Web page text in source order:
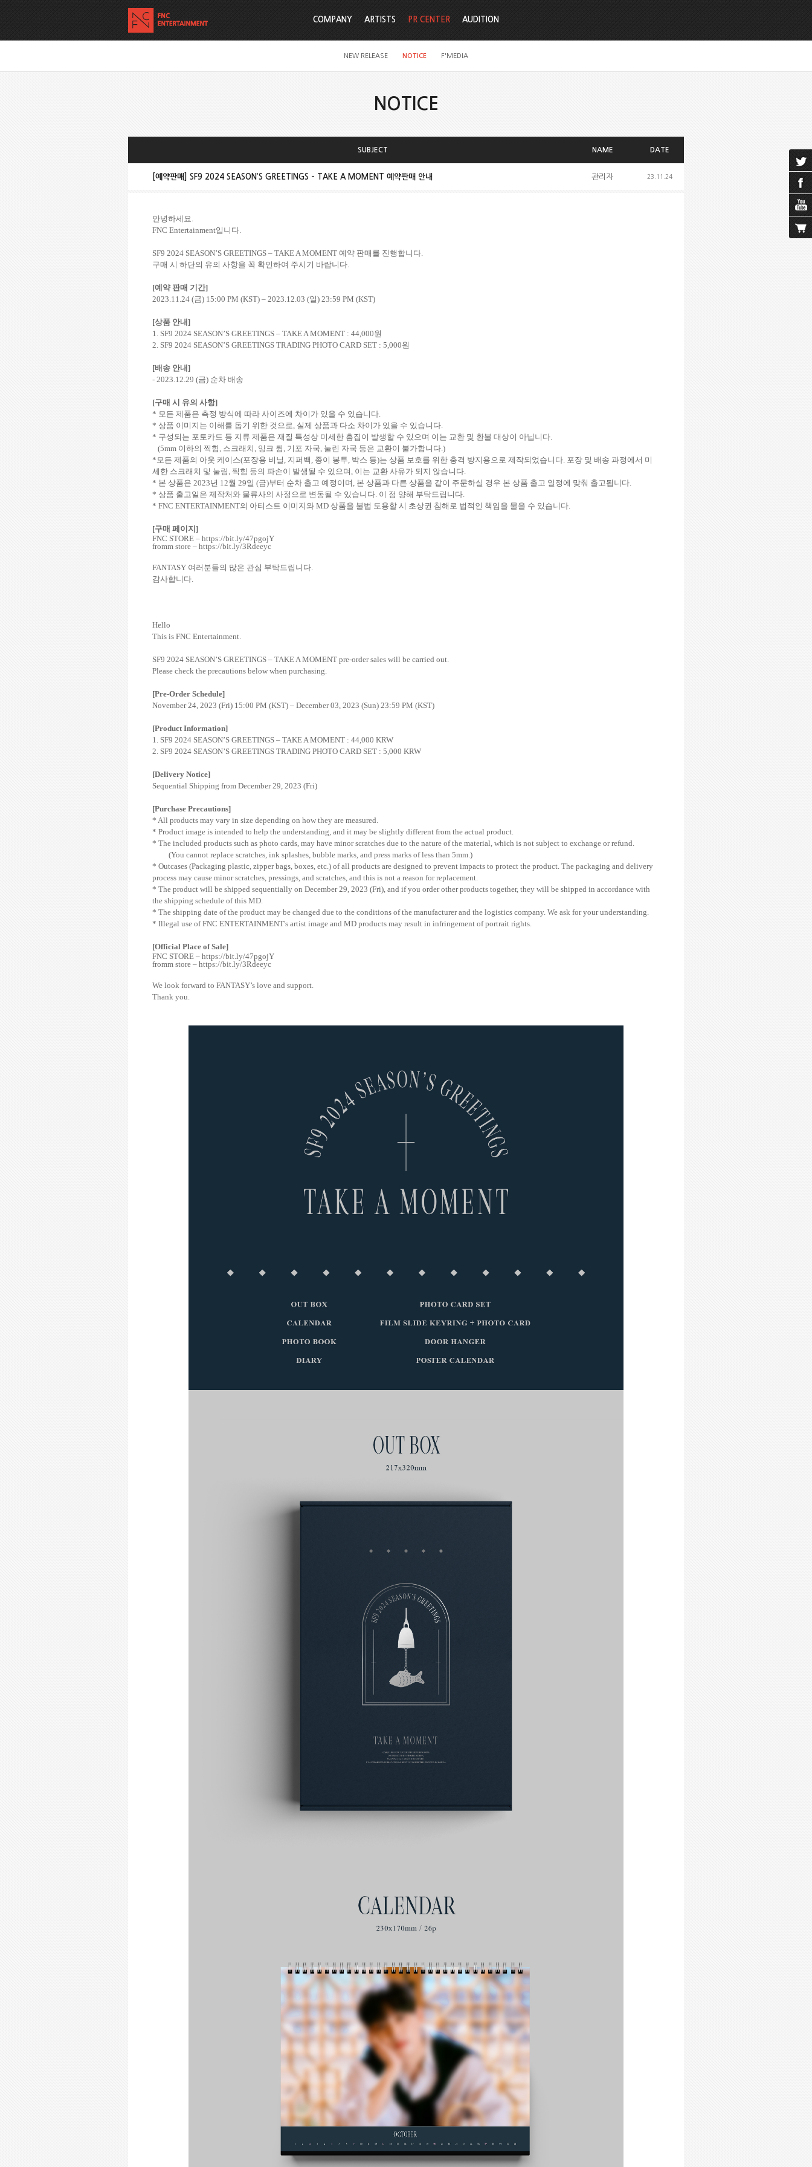
COMPANY ARTISTS PR CENTER
NEW RELEASE NOTICE F'MEDIA
AUDITION
NOTICE
SUBJECT NAME DATE
[예약판매] SF9 2024 SEASON’S GREETINGS – TAKE A MOMENT 예약판매 안내 관리자 23.11.24
안녕하세요.
FNC Entertainment입니다.
SF9 2024 SEASON’S GREETINGS – TAKE A MOMENT 예약 판매를 진행합니다.
구매 시 하단의 유의 사항을 꼭 확인하여 주시기 바랍니다.
[예약 판매 기간]
2023.11.24 (금) 15:00 PM (KST) – 2023.12.03 (일) 23:59 PM (KST)
[상품 안내 ]
1. SF9 2024 SEASON’S GREETINGS – TAKE A MOMENT : 44,000원
2. SF9 2024 SEASON’S GREETINGS TRADING PHOTO CARD SET : 5,000원
[배송 안내 ]
- 2023.12.29 (금) 순차 배송
[구매 시 유의 사항]
* 모든 제품은 측정 방식에 따라 사이즈에 차이가 있을 수 있습니다.
* 상품 이미지는 이해를 돕기 위한 것으로, 실제 상품과 다소 차이가 있을 수 있습니다.
* 구성되는 포토카드 등 지류 제품은 재질 특성상 미세한 흠집이 발생할 수 있으며 이는 교환 및 환불 대상이 아닙니다.
(5mm 이하의 찍힘 , 스크래치 , 잉크 튐 , 기포 자국, 눌린 자국 등은 교환이 불가합니다.)
*모든 제품의 아웃 케이스(포장용 비닐 , 지퍼백 , 종이 봉투, 박스 등)는 상품 보호를 위한 충격 방지용으로 제작되었습니다. 포장 및 배송 과정에서 미
세한 스크래치 및 눌림 , 찍힘 등의 파손이 발생될 수 있으며 , 이는 교환 사유가 되지 않습니다.
* 본 상품은 2023년 12월 29일 (금)부터 순차 출고 예정이며 , 본 상품과 다른 상품을 같이 주문하실 경우 본 상품 출고 일정에 맞춰 출고됩니다.
* 상품 출고일은 제작처와 물류사의 사정으로 변동될 수 있습니다. 이 점 양해 부탁드립니다.
* FNC ENTERTAINMENT의 아티스트 이미지와 MD 상품을 불법 도용할 시 초상권 침해로 법적인 책임을 물을 수 있습니다.
[구매 페이지 ]
FNC STORE – https://bit.ly/47pgojY
fromm store – https://bit.ly/3Rdeeyc
FANTASY 여러분들의 많은 관심 부탁드립니다.
감사합니다.
Hello
This is FNC Entertainment.
SF9 2024 SEASON’S GREETINGS – TAKE A MOMENT pre-order sales will be carried out.
Please check the precautions below when purchasing.
[Pre-Order Schedule]
November 24, 2023 (Fri) 15:00 PM (KST) – December 03, 2023 (Sun) 23:59 PM (KST)
[Product Information]
1. SF9 2024 SEASON’S GREETINGS – TAKE A MOMENT : 44,000 KRW
2. SF9 2024 SEASON’S GREETINGS TRADING PHOTO CARD SET : 5,000 KRW
[Delivery Notice]
Sequential Shipping from December 29, 2023 (Fri)
[Purchase Precautions]
* All products may vary in size depending on how they are measured.
* Product image is intended to help the understanding, and it may be slightly different from the actual product.
* The included products such as photo cards, may have minor scratches due to the nature of the material, which is not subject to exchange or refund.
(You cannot replace scratches, ink splashes, bubble marks, and press marks of less than 5mm.)
* Outcases (Packaging plastic, zipper bags, boxes, etc.) of all products are designed to prevent impacts to protect the product. The packaging and delivery
process may cause minor scratches, pressings, and scratches, and this is not a reason for replacement.
* The product will be shipped sequentially on December 29, 2023 (Fri), and if you order other products together, they will be shipped in accordance with
the shipping schedule of this MD.
* The shipping date of the product may be changed due to the conditions of the manufacturer and the logistics company. We ask for your understanding.
* Illegal use of FNC ENTERTAINMENT's artist image and MD products may result in infringement of portrait rights.
[Official Place of Sale]
FNC STORE – https://bit.ly/47pgojY
fromm store – https://bit.ly/3Rdeeyc
We look forward to FANTASY’s love and support.
Thank you.